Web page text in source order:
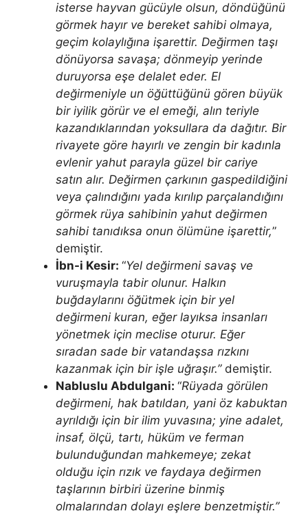
isterse hayvan gücüyle olsun, döndüğünü
görmek hayır ve bereket sahibi olmaya,
geçim kolaylığına işa­rettir. Değirmen taşı
dönüyorsa savaşa; dönmeyip yerinde
duruyorsa eşe delalet eder. El
değirmeniyle un öğüttüğünü gören büyük
bir iyilik görür ve el eme­ği, alın teriyle
kazandıklarından yoksullara da dağıtır. Bir
rivayete göre ha­yırlı ve zengin bir kadınla
evlenir yahut parayla güzel bir cariye
satın alır. Değirmen çarkının gaspedildiğini
veya çalındığını yada kırılıp parça­landığını
görmek rüya sahibinin yahut değirmen
sahibi tanıdıksa onun ölü­müne işarettir,”
demiştir.
İbn-i Kesir: “Yel değirmeni savaş ve
vuruşmayla tabir olunur. Halkın
buğdaylarını öğütmek için bir yel
değirmeni kuran, eğer layık­sa insanları
yönetmek için meclise oturur. Eğer
sıradan sade bir vatan­daşsa rızkını
kazanmak için bir işle uğraşır.”demiş­tir.
Nabluslu Abdulgani: “Rüyada görülen
değirmeni, hak batıldan, yani öz kabuktan
ayrıldığı için bir ilim yuvasına; yine adalet,
insaf, ölçü, tartı, hüküm ve ferman
bulunduğundan mahkemeye; zekat
olduğu için rızık ve faydaya değirmen
taşlarının birbiri üzerine binmiş
olmalarından dolayı eş­lere benzetmiştir.”